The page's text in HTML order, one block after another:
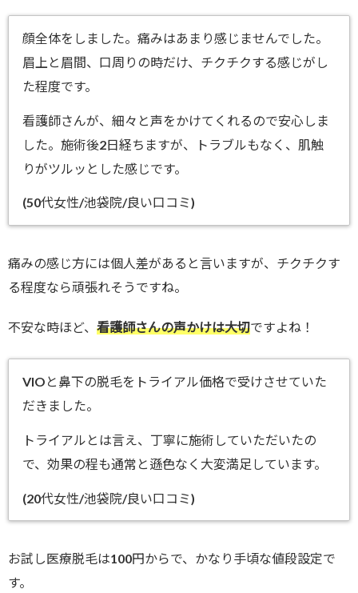
顔全体をしました。痛みはあまり感じませんでした。
眉上と眉間、口周りの時だけ、チクチクする感じがし
た程度です。
看護師さんが、細々と声をかけてくれるので安心しま
した。施術後2日経ちますが、トラブルもなく、肌触
りがツルッとした感じです。
(50代女性/池袋院/良い口コミ)
痛みの感じ方には個人差があると言いますが、チクチクす
る程度なら頑張れそうですね。
不安な時ほど、 看護師さんの声かけは大切ですよね！
VIOと鼻下の脱毛をトライアル価格で受けさせていた
だきました。
トライアルとは言え、丁寧に施術していただいたの
で、効果の程も通常と遜色なく大変満足しています。
(20代女性/池袋院/良い口コミ)
お試し医療脱毛は100円からで、かなり手頃な値段設定で
す。